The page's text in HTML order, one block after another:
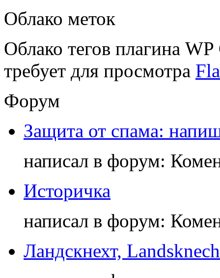
Облако меток
Облако тегов плагина
требует для просмотра
Форум
Защита от спама:
написал в форум:
Историчка
написал в форум:
Ландскнехт,